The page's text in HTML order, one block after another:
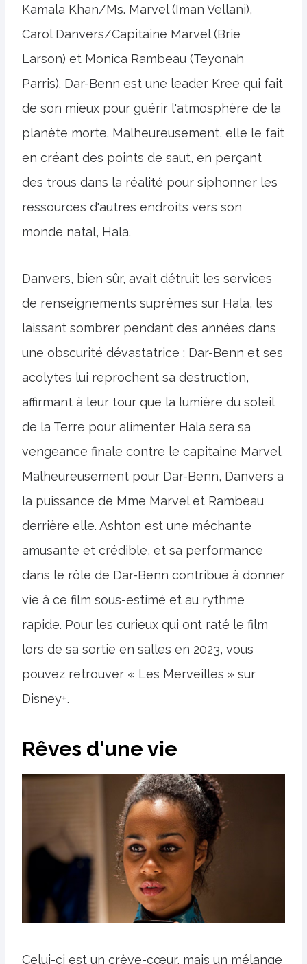
Kamala Khan/Ms. Marvel (Iman Vellani),
Carol Danvers/Capitaine Marvel (Brie
Larson) et Monica Rambeau (Teyonah
Parris). Dar-Benn est une leader Kree qui fait
de son mieux pour guérir l'atmosphère de la
planète morte. Malheureusement, elle le fait
en créant des points de saut, en perçant
des trous dans la réalité pour siphonner les
ressources d'autres endroits vers son
monde natal, Hala.
Danvers, bien sûr, avait détruit les services
de renseignements suprêmes sur Hala, les
laissant sombrer pendant des années dans
une obscurité dévastatrice ; Dar-Benn et ses
acolytes lui reprochent sa destruction,
affirmant à leur tour que la lumière du soleil
de la Terre pour alimenter Hala sera sa
vengeance finale contre le capitaine Marvel.
Malheureusement pour Dar-Benn, Danvers a
la puissance de Mme Marvel et Rambeau
derrière elle. Ashton est une méchante
amusante et crédible, et sa performance
dans le rôle de Dar-Benn contribue à donner
vie à ce film sous-estimé et au rythme
rapide. Pour les curieux qui ont raté le film
lors de sa sortie en salles en 2023, vous
pouvez retrouver « Les Merveilles » sur
Disney+.
Rêves d'une vie
Celui-ci est un crève-cœur, mais un mélange